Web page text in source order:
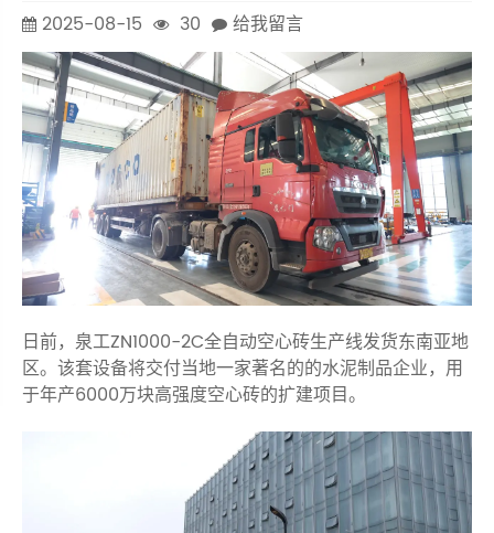
2025-08-15 30 给我留言
日前，泉工ZN1000-2C全自动空心砖生产线发货东南亚地
区。该套设备将交付当地一家著名的的水泥制品企业，用
于年产6000万块高强度空心砖的扩建项目。